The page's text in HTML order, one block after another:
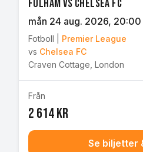
Fulham vs Chelsea FC
mån 24 aug. 2026, 20:00
Fotboll
Premier League
vs Chelsea FC
Craven Cottage London
Från
2 614 kr
Se biljetter